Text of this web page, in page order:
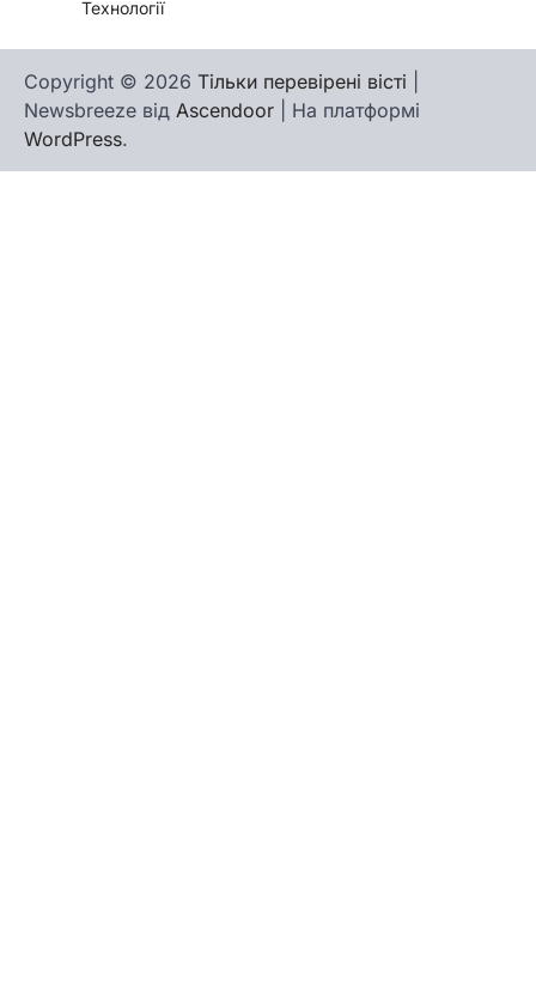
Технології
Copyright © 2026 Тільки перевірені вісті
Newsbreeze від Ascendoor | На платформі
WordPress.